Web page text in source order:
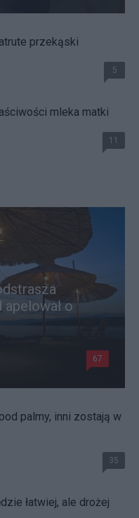
przekąski
5
mleka matki
11
o
67
palmy, inni zostają w
35
łatwiej, ale drożej